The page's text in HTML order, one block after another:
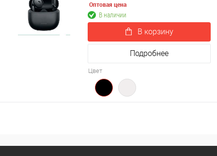
Оптовая цена
В наличии
В корзину
Подробнее
Цвет